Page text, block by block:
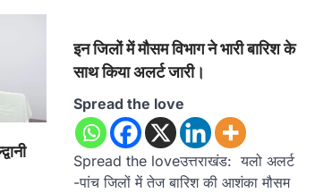
इन जिलों में मौसम विभाग ने भारी बारिश के
साथ किया अलर्ट जारी।
Spread the love
Spread the loveउत्तराखंड: यलो अलर्ट
-पांच जिलों में तेज बारिश की आशंका मौसम